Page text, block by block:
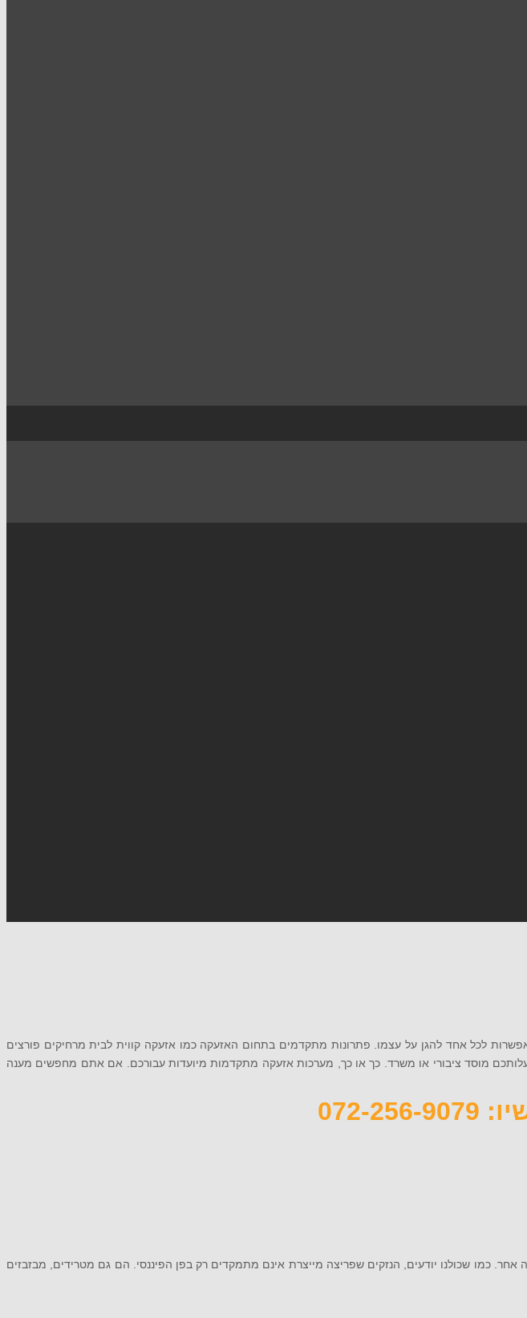
לכל אחד להגן על עצמו. פתרונות מתקדמים בתחום האזעקה כמו אזעקה קווית לבית מרחיקים פורצים
מוסד ציבורי או משרד. כך או כך, מערכות אזעקה מתקדמות מיועדות עבורכם. אם אתם מחפשים מענה
כמו שכולנו יודעים, הנזקים שפריצה מייצרת אינם מתמקדים רק בפן הפיננסי. הם גם מטרידים, מבזבזים